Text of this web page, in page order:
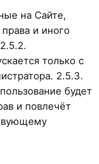
на Сайте,
и иного
только с
2.5.3.
будет
и повлечёт